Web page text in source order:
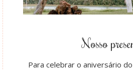
Nosso
Para celebrar o aniversário